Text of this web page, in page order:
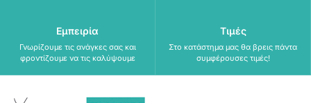
Εμπειρία
Γνωρίζουμε τις ανάγκες σας και
φροντίζουμε να τις καλύψουμε
Τιμές
Στο κατάστημα μας θα βρεις πάντα
συμφέρουσες τιμές!